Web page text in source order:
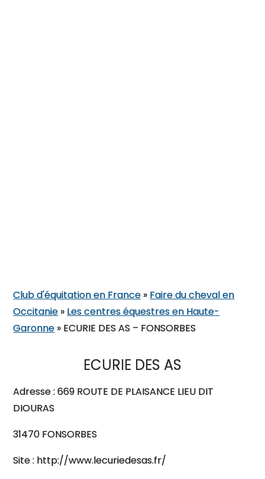
Club d'équitation en France » Faire du cheval en
Occitanie » Les centres équestres en Haute-
Garonne » ECURIE DES AS – FONSORBES
ECURIE DES AS
Adresse : 669 ROUTE DE PLAISANCE LIEU DIT
DIOURAS
31470 FONSORBES
Site : http://www.lecuriedesas.fr/